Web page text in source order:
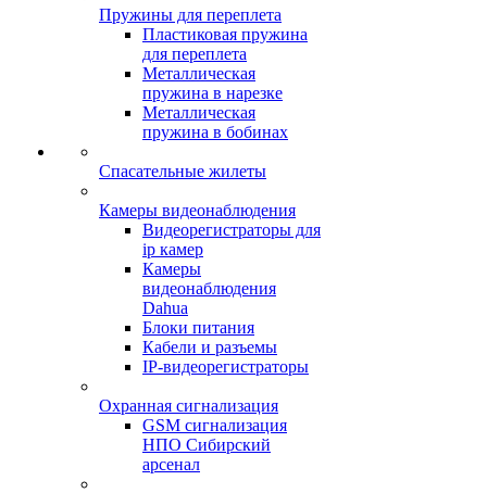
Пружины для переплета
Пластиковая пружина
для переплета
Металлическая
пружина в нарезке
Металлическая
пружина в бобинах
Спасательные жилеты
Камеры видеонаблюдения
Видеорегистраторы для
ip камер
Камеры
видеонаблюдения
Dahua
Блоки питания
Кабели и разъемы
IP-видеорегистраторы
Охранная сигнализация
GSM сигнализация
НПО Сибирский
арсенал